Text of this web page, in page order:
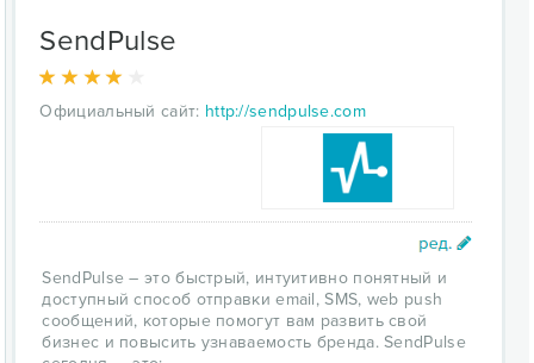
SendPulse
Официальный сайт: http://sendpulse.com
SendPulse – это быстрый, интуитивно понятный и
доступный способ отправки email, SMS, web push
сообщений, которые помогут вам развить свой
бизнес и повысить узнаваемость бренда. SendPulse